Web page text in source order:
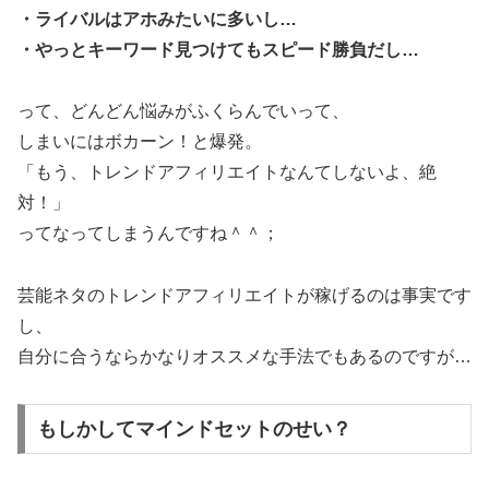
・ライバルはアホみたいに多いし…
・やっとキーワード見つけてもスピード勝負だし…
って、どんどん悩みがふくらんでいって、
しまいにはボカーン！と爆発。
「もう、トレンドアフィリエイトなんてしないよ、絶
対！」
ってなってしまうんですね＾＾；
芸能ネタのトレンドアフィリエイトが稼げるのは事実です
し、
自分に合うならかなりオススメな手法でもあるのですが…
もしかしてマインドセットのせい？